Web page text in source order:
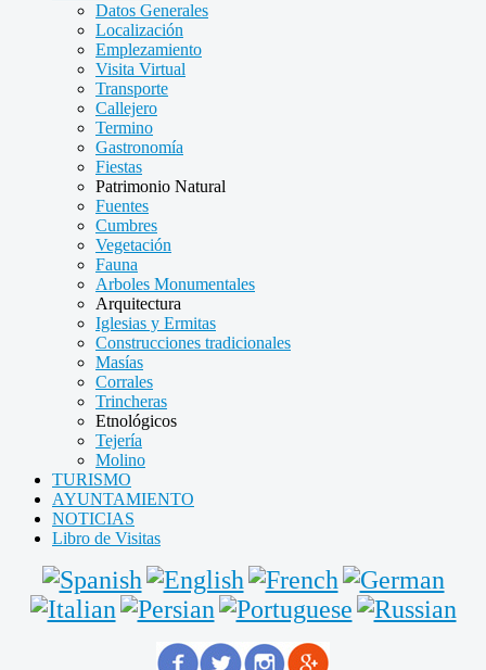
Datos Generales
Localización
Emplezamiento
Visita Virtual
Transporte
Callejero
Termino
Gastronomía
Fiestas
Patrimonio Natural
Fuentes
Cumbres
Vegetación
Fauna
Arboles Monumentales
Arquitectura
Iglesias y Ermitas
Construcciones tradicionales
Masías
Corrales
Trincheras
Etnológicos
Tejería
Molino
TURISMO
AYUNTAMIENTO
NOTICIAS
Libro de Visitas